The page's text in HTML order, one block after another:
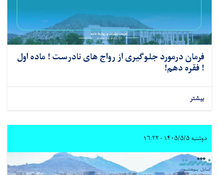
فرمان درمورد جلوگیری از رواج های نادرست ! ماده اول
! فقره دهم!
بیشتر
دوشنبه ۱۴۰۵/۵/۵ - ۱۶:۲۲